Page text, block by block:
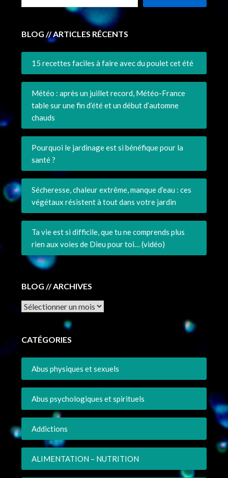
BLOG // ARTICLES RÉCENTS
15 recettes faciles à faire avec du poulet cet été
Météo : après un juillet record, Météo-France
table sur une fin d’été et un début d’automne
chauds
Pourquoi le jardinage est si bénéfique pour la
santé ?
Sécheresse, chaleur extrême, manque d’eau : ces
végétaux résistent à tout dans votre jardin
Ta vie est si difficile, que tu ne comprends plus
rien aux voies de Dieu pour toi… (vidéo)
BLOG // ARCHIVES
Archives
CATÉGORIES
Abus physiques et sexuels
Abus psychologiques et spirituels
Addictions
ALIMENTATION – NUTRITION